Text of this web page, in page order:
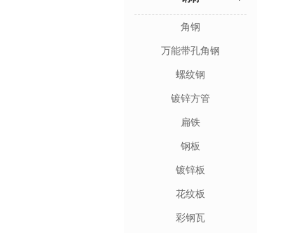
角钢
万能带孔角钢
螺纹钢
镀锌方管
扁铁
钢板
镀锌板
花纹板
彩钢瓦